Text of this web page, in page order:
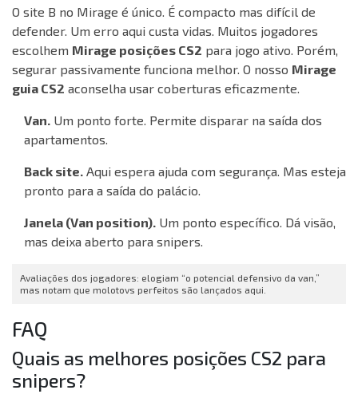
O site B no Mirage é único. É compacto mas difícil de
defender. Um erro aqui custa vidas. Muitos jogadores
escolhem Mirage posições CS2 para jogo ativo. Porém,
segurar passivamente funciona melhor. O nosso Mirage
guia CS2 aconselha usar coberturas eficazmente.
Van. Um ponto forte. Permite disparar na saída dos
apartamentos.
Back site. Aqui espera ajuda com segurança. Mas esteja
pronto para a saída do palácio.
Janela (Van position). Um ponto específico. Dá visão,
mas deixa aberto para snipers.
Avaliações dos jogadores: elogiam “o potencial defensivo da van,”
mas notam que molotovs perfeitos são lançados aqui.
FAQ
Quais as melhores posições CS2 para
snipers?